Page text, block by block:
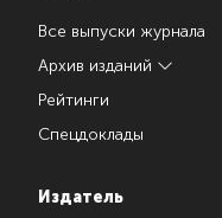
Все выпуски журнала
Архив изданий
Рейтинги
Спецдоклады
Издатель